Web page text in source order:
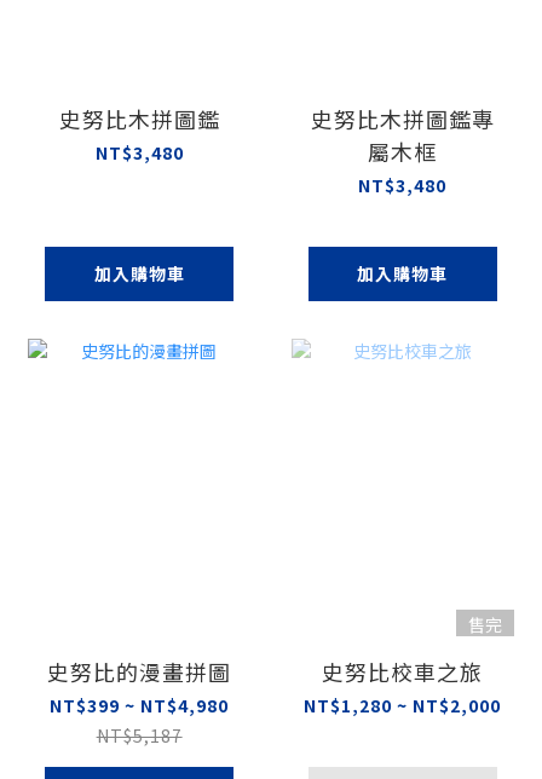
史努比木拼圖鑑
NT$3,480
加入購物車
史努比木拼圖鑑專
屬木框
NT$3,480
加入購物車
史努比的漫畫拼圖
NT$399 ~ NT$4,980
NT$5,187
售完
史努比校車之旅
NT$1,280 ~ NT$2,000